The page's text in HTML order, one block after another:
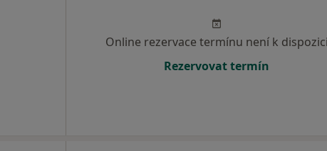
Online rezervace termínu není k dispozici
Rezervovat termín